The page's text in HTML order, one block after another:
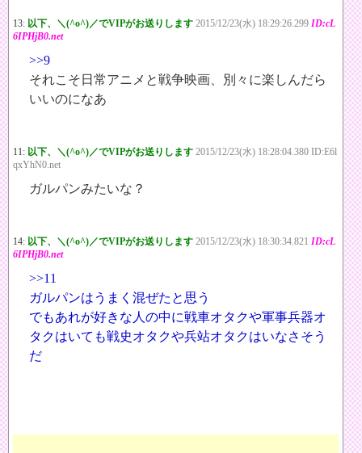
13: 以下、＼(^o^)／でVIPがお送りします 2015/12/23(水) 18:29:26.299 ID:cL
6IPHjB0.net
>>9
それこそ日常アニメと戦争映画、別々に楽しんだら
いいのになあ
11: 以下、＼(^o^)／でVIPがお送りします 2015/12/23(水) 18:28:04.380 ID:E6l
qxYhN0.net
ガルパンみたいな？
14: 以下、＼(^o^)／でVIPがお送りします 2015/12/23(水) 18:30:34.821 ID:cL
6IPHjB0.net
>>11
ガルパンはうまく混ぜたと思う
でもあれが好きな人の中に戦車オタクや軍事兵器オ
タクはいても戦史オタクや兵站オタクはいなさそう
だ